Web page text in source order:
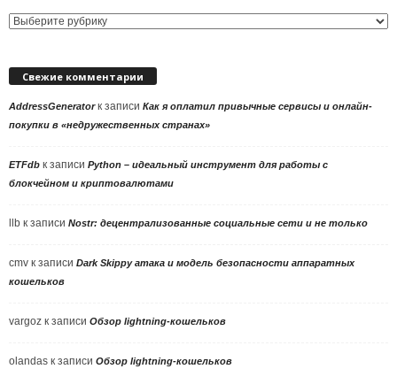
Выбор
Свежие комментарии
AddressGeneratorк записи Как я оплатил привычные сервисы и онлайн-
покупки в «недружественных странах»
ETFdb к записи Python – идеальный инструмент для работы с
блокчейном и криптовалютами
llb к записи Nostr: децентрализованные социальные сети и не только
cmv к записи Dark Skippy атака и модель безопасности аппаратных
кошельков
vargoz к записи Обзор lightning-кошельков
olandas к записи Обзор lightning-кошельков